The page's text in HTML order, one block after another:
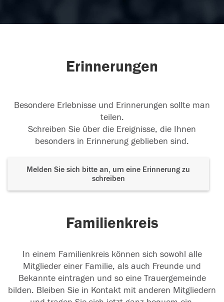
Erinnerungen
Besondere Erlebnisse und Erinnerungen sollte man
teilen.
Schreiben Sie über die Ereignisse, die Ihnen
besonders in Erinnerung geblieben sind.
Melden Sie sich bitte an, um eine Erinnerung zu
schreiben
Familienkreis
In einem Familienkreis können sich sowohl alle
Mitglieder einer Familie, als auch Freunde und
Bekannte eintragen und so eine Trauergemeinde
bilden. Bleiben Sie in Kontakt mit anderen Mitgliedern